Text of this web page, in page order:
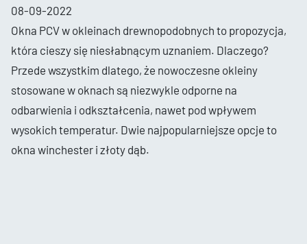
08-09-2022
Okna PCV w okleinach drewnopodobnych to propozycja,
która cieszy się niesłabnącym uznaniem. Dlaczego?
Przede wszystkim dlatego, że nowoczesne okleiny
stosowane w oknach są niezwykle odporne na
odbarwienia i odkształcenia, nawet pod wpływem
wysokich temperatur. Dwie najpopularniejsze opcje to
okna winchester i złoty dąb.